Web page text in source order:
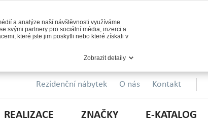
Rezidenční nábytek O nás Kontakt
REALIZACE ZNAČKY E-KATALOG
a analýze naší návštěvnosti využíváme
svými partnery pro sociální média, inzerci a
které jste jim poskytli nebo které získali v
Zobrazit detaily